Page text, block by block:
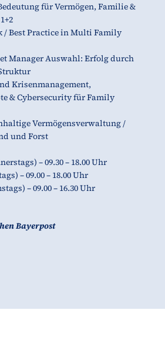
für Vermögen, Familie &
/ Best Practice in Multi Family
Manager Auswahl: Erfolg durch
Krisenmanagement,
& Cybersecurity für Family
Vermögensverwaltung /
und Forst
– 09.30 – 18.00 Uhr
– 09.00 – 18.00 Uhr
– 09.00 – 16.30 Uhr
Bayerpost